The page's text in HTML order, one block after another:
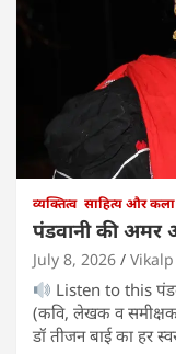
व्यक्तित्व साहित्य और कला
पंडवानी की
July 8, 2026
Listen to this
(कवि, लेखक व
डॉ तीजन बाई का हर